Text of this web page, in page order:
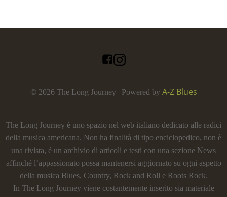
© 2026 The Long Journey | Powered by A-Z Blues
The Long Journey è uno spazio nel web italiano dedicato alle radici
della musica americana. Non ha finalità di tipo enciclopedico, non è
una rivista, é un archivio di articoli e testi con una sezione News
affinché l’appassionato possa mantenersi aggiornato su ogni aspetto
della musica Blues, Country, Rock and Roll e Roots Rock.
In The Long Journey viene costantemente inserito sia materiale